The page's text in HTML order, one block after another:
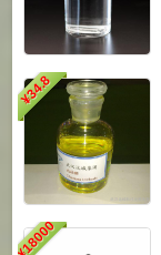
¥
34.8
18000